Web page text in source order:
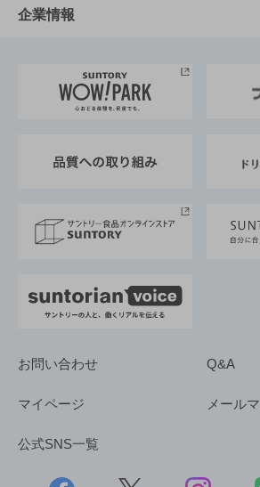
栄養成分一覧
工場見学
地域情報
サントリーホール
サントリーサンバーズ大阪
サステナビリティTOP
サントリーが考えるサステナビリ
企業情報
企業概要
採用情報
お問い合わせ Q&A
マイページ メール
公式SNS一覧